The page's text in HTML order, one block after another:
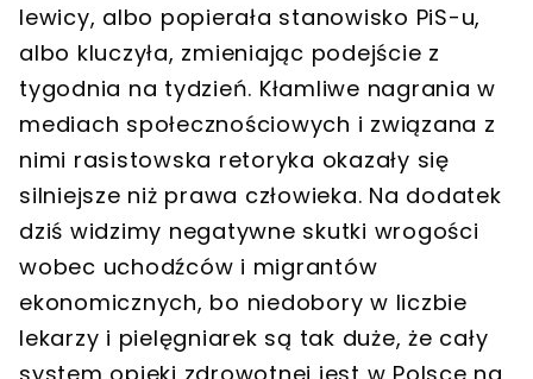
lewicy, albo popierała stanowisko PiS-u,
albo kluczyła, zmieniając podejście z
tygodnia na tydzień. Kłamliwe nagrania w
mediach społecznościowych i związana z
nimi rasistowska retoryka okazały się
silniejsze niż prawa człowieka. Na dodatek
dziś widzimy negatywne skutki wrogości
wobec uchodźców i migrantów
ekonomicznych, bo niedobory w liczbie
lekarzy i pielęgniarek są tak duże, że cały